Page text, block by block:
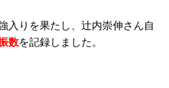
入りを果たし、辻内崇伸さん自
数を記録しました。